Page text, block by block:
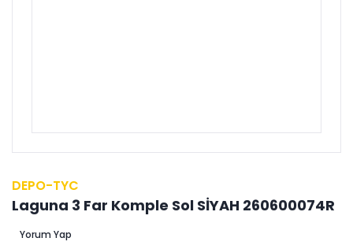
DEPO-TYC
Laguna 3 Far Komple Sol SİYAH 260600074R
Yorum Yap